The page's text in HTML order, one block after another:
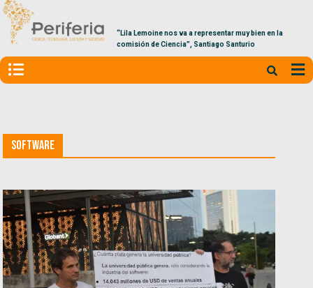
“Lila Lemoine nos va a representar muy bien en la
comisión de Ciencia”, Santiago Santurio
Software